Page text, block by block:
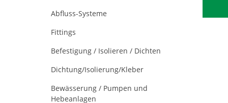
Abfluss-Systeme
Fittings
Befestigung / Isolieren / Dichten
Dichtung/Isolierung/Kleber
Bewässerung / Pumpen und
Hebeanlagen